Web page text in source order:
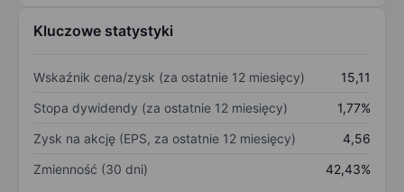
Kluczowe statystyki
Wskaźnik cena/zysk (za ostatnie 12 miesięcy)
15,11
Stopa dywidendy (za ostatnie 12 miesięcy)
1,77%
Zysk na akcję (EPS, za ostatnie 12 miesięcy)
4,56
Zmienność (30 dni)
42,43%